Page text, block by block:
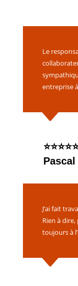
Le
entreprise
C
Pascal
J’ai fait
Rien à
toujours à
C